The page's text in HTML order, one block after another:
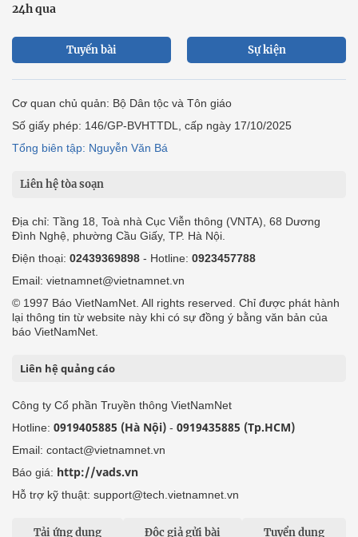
24h qua
Tuyến bài Sự kiện
Cơ quan chủ quản: Bộ Dân tộc và Tôn giáo
Số giấy phép: 146/GP-BVHTTDL, cấp ngày 17/10/2025
Tổng biên tập: Nguyễn Văn Bá
Liên hệ tòa soạn
Địa chỉ: Tầng 18, Toà nhà Cục Viễn thông (VNTA), 68 Dương
Đình Nghệ, phường Cầu Giấy, TP. Hà Nội.
Điện thoại: 02439369898 - Hotline: 0923457788
Email: vietnamnet@vietnamnet.vn
© 1997 Báo VietNamNet. All rights reserved. Chỉ được phát hành
lại thông tin từ website này khi có sự đồng ý bằng văn bản của
báo VietNamNet.
Liên hệ quảng cáo
Công ty Cổ phần Truyền thông VietNamNet
Hotline: 0919405885 (Hà Nội) - 0919435885 (Tp.HCM)
Email: contact@vietnamnet.vn
Báo giá: http://vads.vn
Hỗ trợ kỹ thuật: support@tech.vietnamnet.vn
Tải ứng dụng Độc giả gửi bài Tuyển dụng